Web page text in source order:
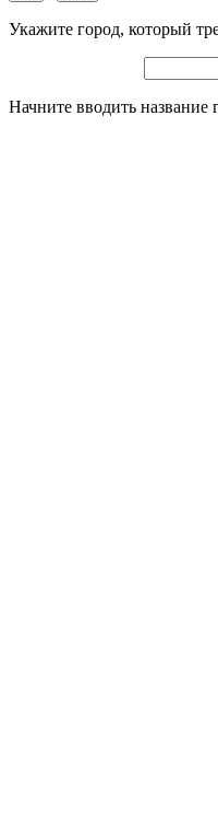
Укажите город, который
Начните вводить